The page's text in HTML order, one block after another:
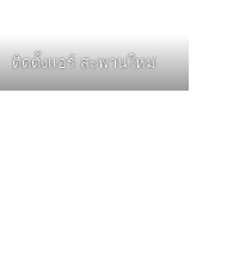
ติดตั้งแอร์ สะพานใหม่